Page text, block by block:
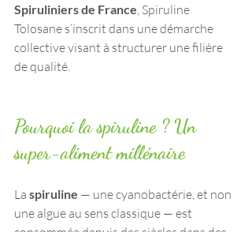
Spiruliniers de France, Spiruline
Tolosane s’inscrit dans une démarche
collective visant à structurer une filière
de qualité.
Pourquoi la spiruline ? Un
super-aliment millénaire
La spiruline — une cyanobactérie, et non
une algue au sens classique — est